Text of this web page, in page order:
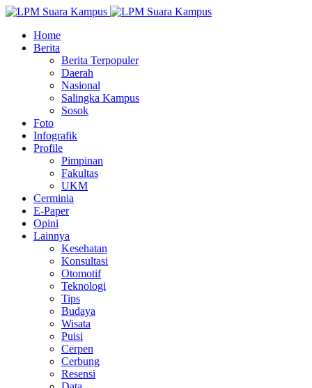
Home
Berita
Berita Terpopuler
Daerah
Nasional
Salingka Kampus
Sosok
Foto
Infografik
Profile
Pimpinan
Fakultas
UKM
Cerminia
E-Paper
Opini
Lainnya
Kesehatan
Konsultasi
Otomotif
Teknologi
Tips
Budaya
Wisata
Puisi
Cerpen
Cerbung
Resensi